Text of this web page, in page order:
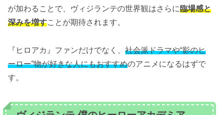
が加わることで、ヴィジランテの世界観はさらに臨場感と
深みを増すことが期待されます。
『ヒロアカ』ファンだけでなく、 社会派ドラマや“影のヒ
ーロー”物が好きな人にもおすすめのアニメになるはずで
す。